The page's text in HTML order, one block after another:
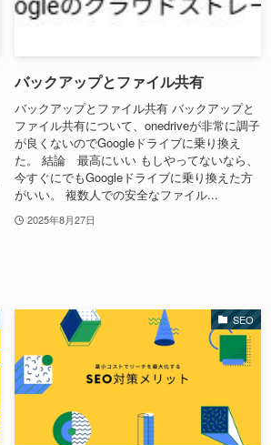
バックアップとファイル共有
バックアップとファイル共有 バックアップと
ファイル共有について、onedriveが非常に調子
が良くないのでGoogleドライブに乗り換え
た。 結論 最高にいい もしやってないなら、
今すぐにでもGoogleドライブに乗り換えた方
がいい。 複数人での安全なファイル...
2025年8月27日
SEO